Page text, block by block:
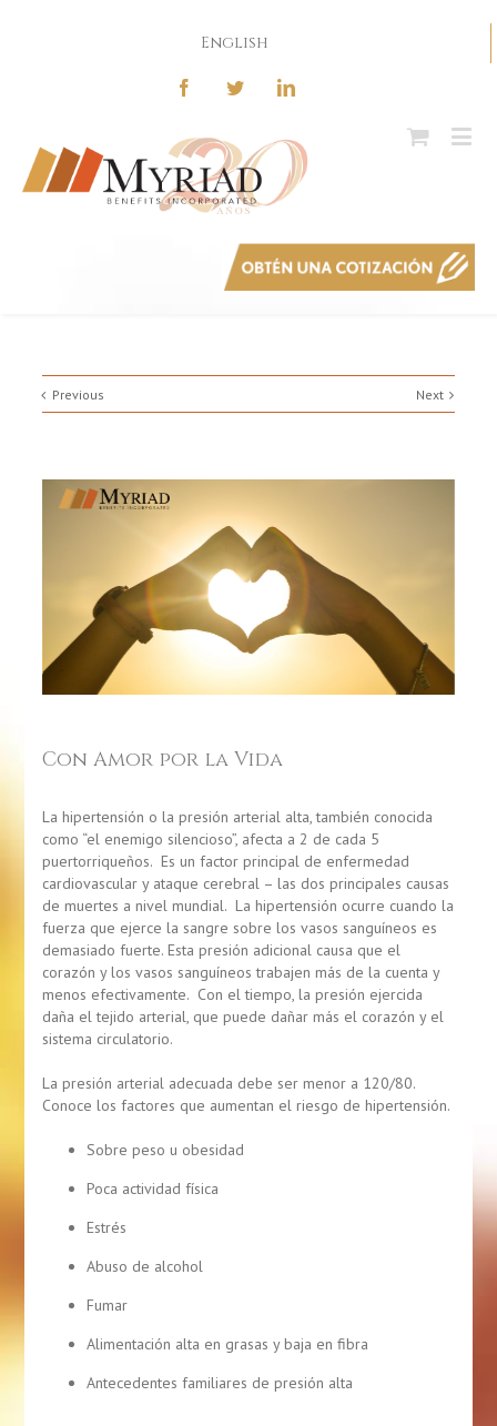
English
Previous Next
Con Amor por la Vida
La hipertensión o la presión arterial alta, también conocida
como “el enemigo silencioso”, afecta a 2 de cada 5
puertorriqueños. Es un factor principal de enfermedad
cardiovascular y ataque cerebral – las dos principales causas
de muertes a nivel mundial. La hipertensión ocurre cuando la
fuerza que ejerce la sangre sobre los vasos sanguíneos es
demasiado fuerte. Esta presión adicional causa que el
corazón y los vasos sanguíneos trabajen más de la cuenta y
menos efectivamente. Con el tiempo, la presión ejercida
daña el tejido arterial, que puede dañar más el corazón y el
sistema circulatorio.
La presión arterial adecuada debe ser menor a 120/80.
Conoce los factores que aumentan el riesgo de hipertensión.
Sobre peso u obesidad
Poca actividad física
Estrés
Abuso de alcohol
Fumar
Alimentación alta en grasas y baja en fibra
Antecedentes familiares de presión alta